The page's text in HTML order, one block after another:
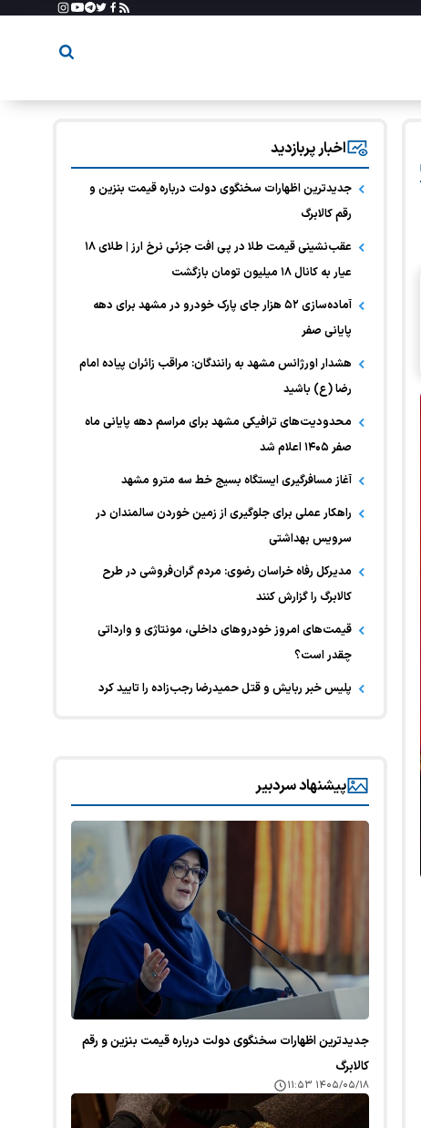
اخبار پربازدید
جدیدترین اظهارات سخنگوی دولت درباره قیمت بنزین و
رقم کالابرگ
عقب‌نشینی قیمت طلا در پی افت جزئی نرخ ارز | طلای ۱۸
عیار به کانال ۱۸ میلیون تومان بازگشت
آماده‌سازی ۵۲ هزار جای پارک خودرو در مشهد برای دهه
پایانی صفر
هشدار اورژانس مشهد به رانندگان: مراقب زائران پیاده امام
رضا (ع) باشید
محدودیت‌های ترافیکی مشهد برای مراسم دهه پایانی ماه
صفر ۱۴۰۵ اعلام شد
آغاز مسافرگیری ایستگاه بسیج خط سه مترو مشهد
راهکار عملی برای جلوگیری از زمین خوردن سالمندان در
سرویس بهداشتی
مدیرکل رفاه خراسان رضوی: مردم گران‌فروشی در طرح
کالابرگ را گزارش کنند
قیمت‌های امروز خودرو‌های داخلی، مونتاژی و وارداتی
چقدر است؟
پلیس خبر ربایش و قتل حمیدرضا رجب‌زاده را تایید کرد
پیشنهاد سردبیر
جدیدترین اظهارات سخنگوی دولت درباره قیمت بنزین و رقم
کالابرگ
۱۴۰۵/۰۵/۱۸ ۱۱:۵۳